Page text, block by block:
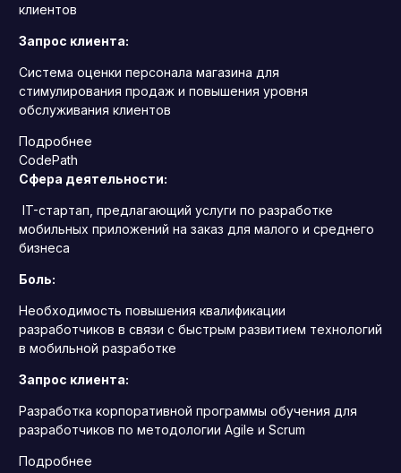
клиентов
Запрос клиента:
Система оценки персонала магазина для
стимулирования продаж и повышения уровня
обслуживания клиентов
Подробнее
CodePath
Сфера деятельности:
IT-стартап, предлагающий услуги по разработке
мобильных приложений на заказ для малого и среднего
бизнеса
Боль:
Необходимость повышения квалификации
разработчиков в связи с быстрым развитием технологий
в мобильной разработке
Запрос клиента:
Разработка корпоративной программы обучения для
разработчиков по методологии Agile и Scrum
Подробнее